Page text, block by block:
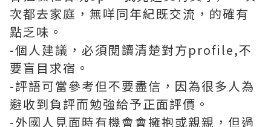
次都去家庭，無咩同年紀既交流，的確有
點乏味。
-個人建議，必須閱讀清楚對方profile,不
要盲目求宿。
-評語可當參考但不要盡信，因為很多人為
避收到負評而勉強給予正面評價。
-外國人見面時有機會會擁抱或親親，但過